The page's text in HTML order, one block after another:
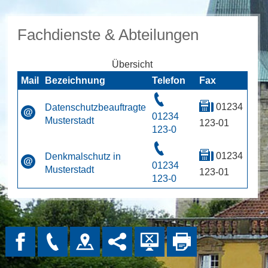
Fachdienste & Abteilungen
Übersicht
Mail
Bezeichnung Telefon Fax
Datenschutzbeauftragte
Musterstadt
01234
123-0
01234
123-01
Denkmalschutz in
Musterstadt
01234
123-0
01234
123-01